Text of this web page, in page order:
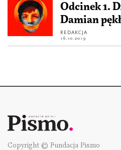
Odcinek 1.
Damian pękł
REDAKCJA
16.10.2019
Copyright © Fundacja Pismo